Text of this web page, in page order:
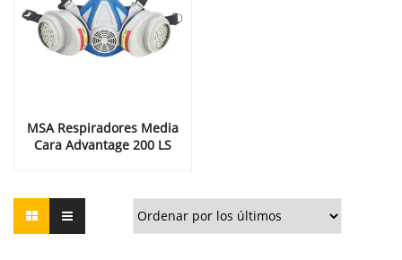
MSA Respiradores Media
Cara Advantage 200 LS